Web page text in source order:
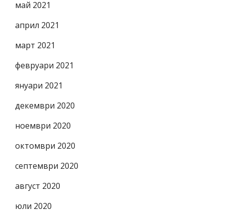
май 2021
април 2021
март 2021
февруари 2021
януари 2021
декември 2020
ноември 2020
октомври 2020
септември 2020
август 2020
юли 2020